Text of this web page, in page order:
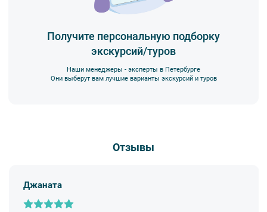
Получите персональную подборку
экскурсий/туров
Наши менеджеры - эксперты в Петербурге
Они выберут вам лучшие варианты экскурсий и туров
Отзывы
Джаната